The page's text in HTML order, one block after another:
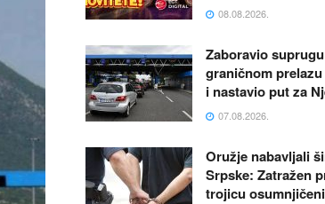
08.08.2026.
Zaboravio
graničnom
i nastavio put za
07.08.2026.
Oružje nabavljali
Srpske: Zatražen
trojicu